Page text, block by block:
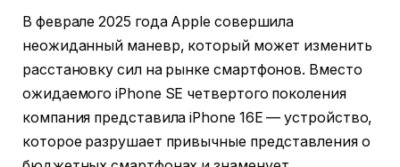
В феврале 2025 года Apple совершила
неожиданный маневр, который может изменить
расстановку сил на рынке смартфонов. Вместо
ожидаемого iPhone SE четвертого поколения
компания представила iPhone 16E — устройство,
которое разрушает привычные представления о